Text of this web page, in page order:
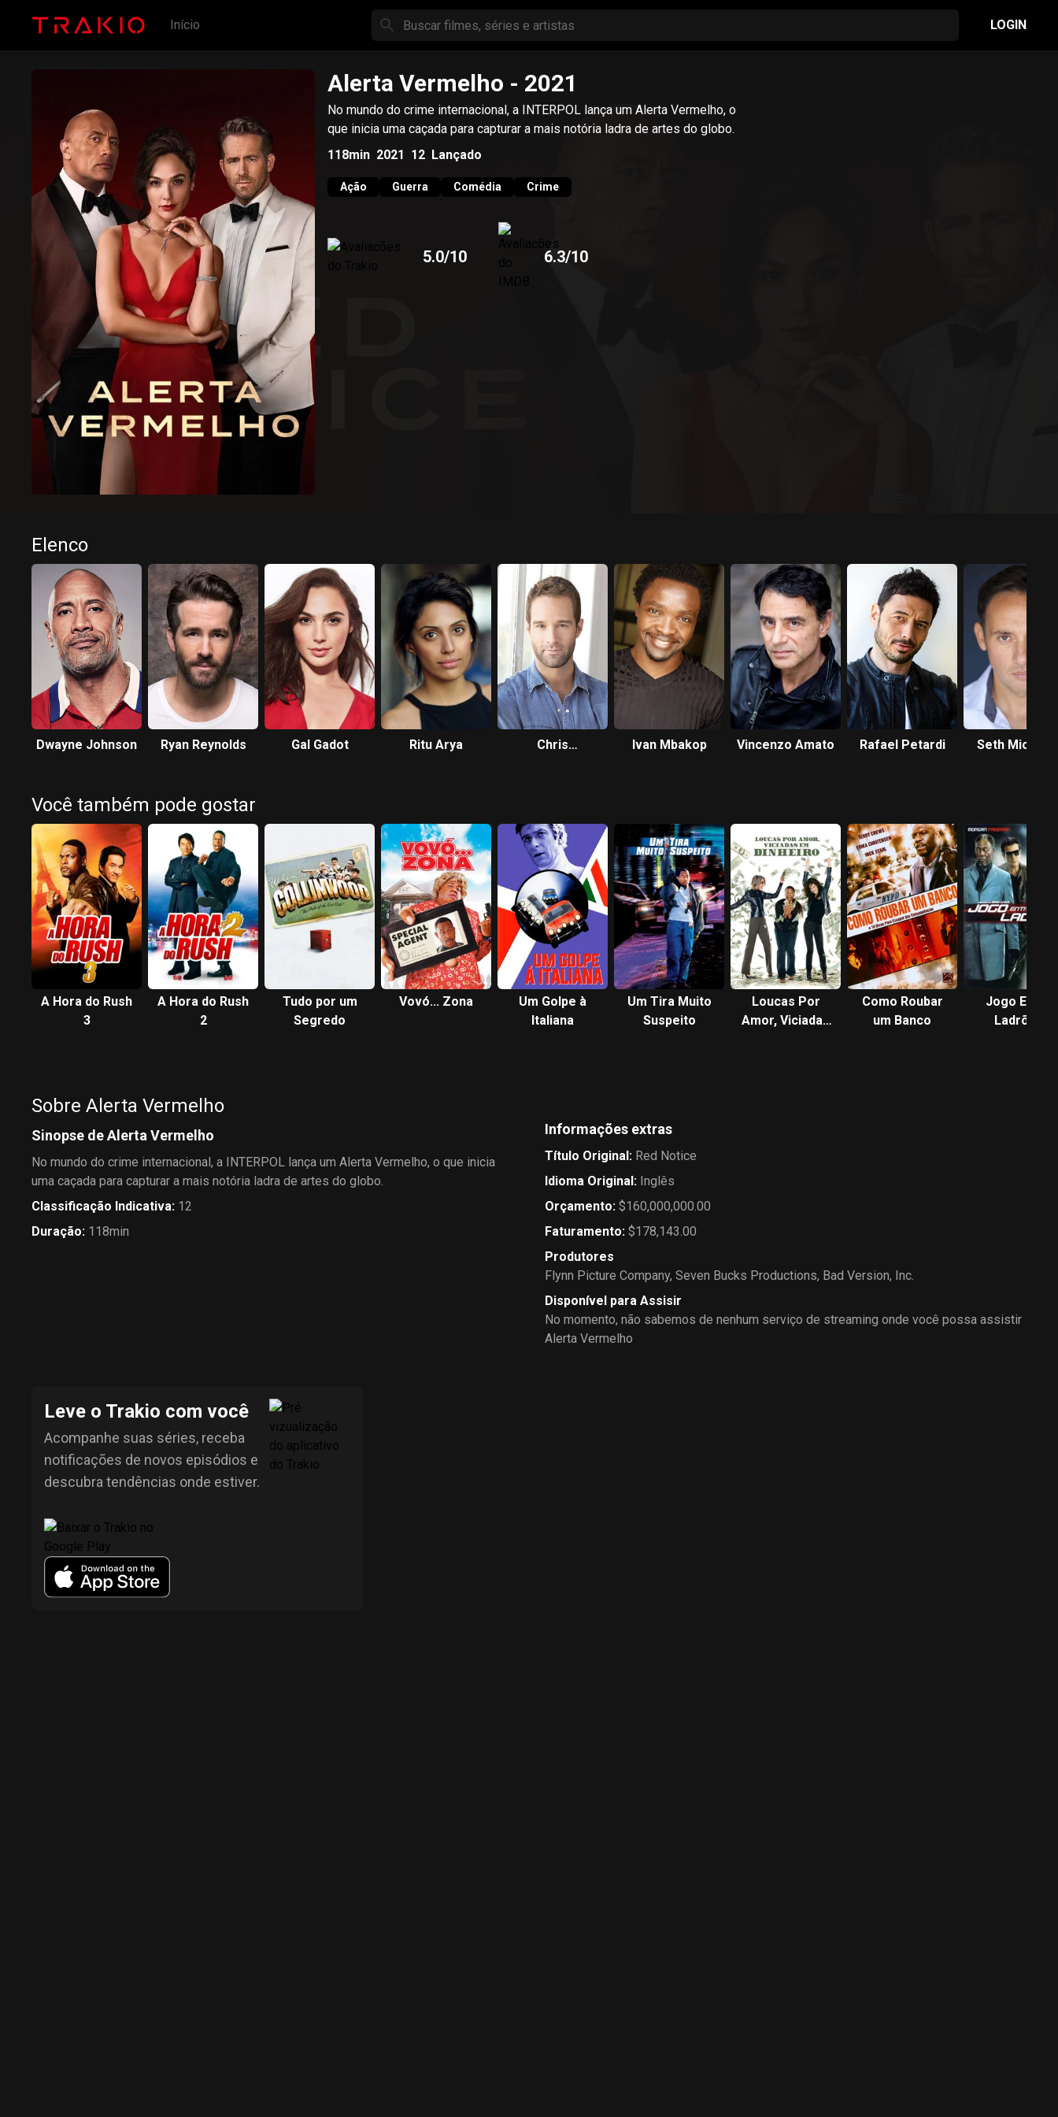
Início LOGIN
Alerta Vermelho - 2021
No mundo do crime internacional, a INTERPOL lança um Alerta Vermelho, o
que inicia uma caçada para capturar a mais notória ladra de artes do globo.
118min 2021 12 Lançado
Ação Guerra Comédia Crime
5.0/10 6.3/10
Elenco
Dwayne Johnson Ryan Reynolds Gal Gadot Ritu Arya
Chris
Ivan Mbakop Vincenzo Amato Rafael Petardi Seth
Você também pode gostar
A Hora do Rush
3
A Hora do Rush
2
Tudo por um
Segredo
Vovó... Zona
Um Golpe à
Italiana
Um Tira Muito
Suspeito
Loucas Por
Amor, Viciadas
Como Roubar
um Banco
Jogo Entre
Ladrões
Sobre Alerta Vermelho
Sinopse de Alerta Vermelho
No mundo do crime internacional, a INTERPOL lança um Alerta Vermelho, o que inicia
uma caçada para capturar a mais notória ladra de artes do globo.
Classificação Indicativa: 12
Duração: 118min
Informações extras
Título Original: Red Notice
Idioma Original: Inglês
Orçamento: $160,000,000.00
Faturamento: $178,143.00
Produtores
Flynn Picture Company, Seven Bucks Productions, Bad Version, Inc.
Disponível para Assisir
No momento, não sabemos de nenhum serviço de streaming onde você possa assistir
Alerta Vermelho
Leve o Trakio com você
Acompanhe suas séries, receba
notificações de novos episódios e
descubra tendências onde estiver.